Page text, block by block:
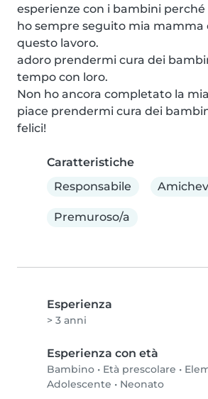
esperienze con i bambini perché
ho sempre seguito mia mamma
questo lavoro.
adoro prendermi cura dei
tempo con loro.
Non ho ancora completato la
piace prendermi cura dei
felici!
Caratteristiche
Responsabile
Premuroso/a
Esperienza
> 3 anni
Esperienza con età
Bambino • Età prescolare •
Adolescente • Neonato